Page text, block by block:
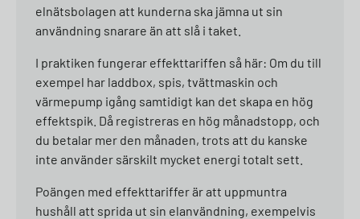
elnätsbolagen att kunderna ska jämna ut sin
användning snarare än att slå i taket.
I praktiken fungerar effekttariffen så här: Om du till
exempel har laddbox, spis, tvättmaskin och
värmepump igång samtidigt kan det skapa en hög
effektspik. Då registreras en hög månadstopp, och
du betalar mer den månaden, trots att du kanske
inte använder särskilt mycket energi totalt sett.
Poängen med effekttariffer är att uppmuntra
hushåll att sprida ut sin elanvändning, exempelvis